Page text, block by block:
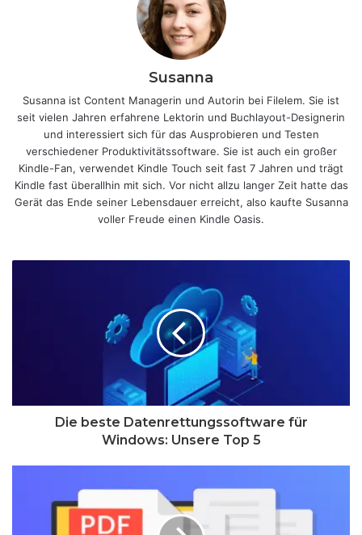
Susanna
Susanna ist Content Managerin und Autorin bei Filelem. Sie ist
seit vielen Jahren erfahrene Lektorin und Buchlayout-Designerin
und interessiert sich für das Ausprobieren und Testen
verschiedener Produktivitätssoftware. Sie ist auch ein großer
Kindle-Fan, verwendet Kindle Touch seit fast 7 Jahren und trägt
Kindle fast überallhin mit sich. Vor nicht allzu langer Zeit hatte das
Gerät das Ende seiner Lebensdauer erreicht, also kaufte Susanna
voller Freude einen Kindle Oasis.
Die beste Datenrettungssoftware für
Windows: Unsere Top 5